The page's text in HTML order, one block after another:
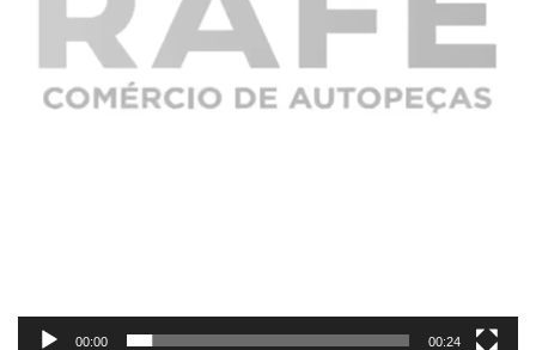
00:00 00:24